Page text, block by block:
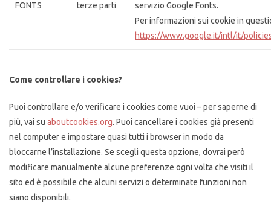
FONTS
terze parti
servizio Google Fonts.
Per informazioni sui cookie in
https://www.google.it/intl/it/
Come controllare i cookies?
Puoi controllare e/o verificare i cookies come vuoi – per saperne di
più, vai su aboutcookies.org. Puoi cancellare i cookies già presenti
nel computer e impostare quasi tutti i browser in modo da
bloccarne l’installazione. Se scegli questa opzione, dovrai però
modificare manualmente alcune preferenze ogni volta che visiti il
sito ed è possibile che alcuni servizi o determinate funzioni non
siano disponibili.